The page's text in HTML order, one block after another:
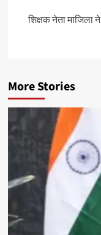
शिक्षक नेता माजिला
More Stories